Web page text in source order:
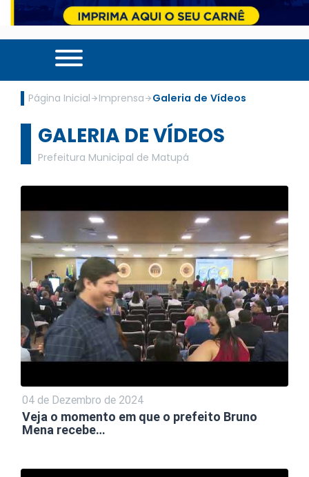
Página Inicial Imprensa Galeria de Vídeos
GALERIA DE VÍDEOS
Prefeitura Municipal de Matupá
04 de Dezembro de 2024
Veja o momento em que o prefeito Bruno
Mena recebe…